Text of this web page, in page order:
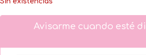
Avisarme cuando esté